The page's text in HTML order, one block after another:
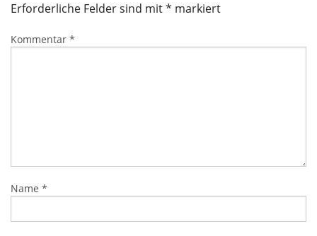
Erforderliche Felder sind mit* markiert
Kommentar *
Name *